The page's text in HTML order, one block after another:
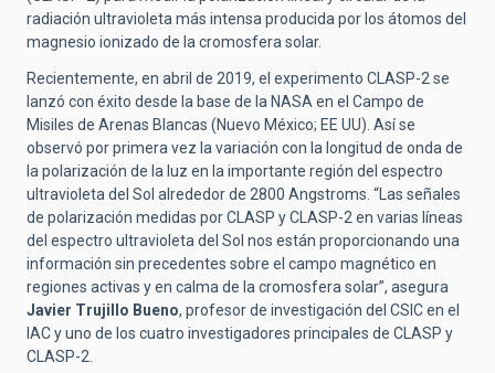
radiación ultravioleta más intensa producida por los átomos del
magnesio ionizado de la cromosfera solar.
Recientemente, en abril de 2019, el experimento CLASP-2 se
lanzó con éxito desde la base de la NASA en el Campo de
Misiles de Arenas Blancas (Nuevo México; EE UU). Así se
observó por primera vez la variación con la longitud de onda de
la polarización de la luz en la importante región del espectro
ultravioleta del Sol alrededor de 2800 Angstroms. “Las señales
de polarización medidas por CLASP y CLASP-2 en varias líneas
del espectro ultravioleta del Sol nos están proporcionando una
información sin precedentes sobre el campo magnético en
regiones activas y en calma de la cromosfera solar”, asegura
Javier Trujillo Bueno, profesor de investigación del CSIC en el
IAC y uno de los cuatro investigadores principales de CLASP y
CLASP-2.